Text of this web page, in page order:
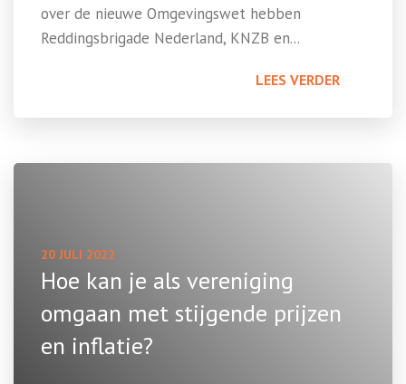
over de nieuwe Omgevingswet hebben
Reddingsbrigade Nederland, KNZB en...
LEES VERDER
20 JULI 2022
Hoe kan je als vereniging
omgaan met stijgende prijzen
en inflatie?